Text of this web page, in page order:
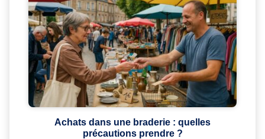
Achats dans une braderie : quelles
précautions prendre ?